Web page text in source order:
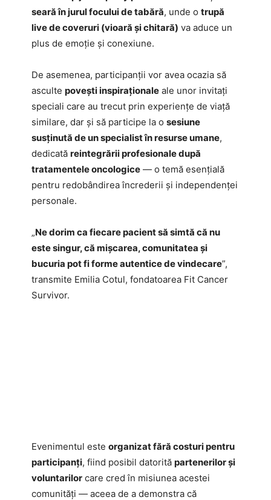
seară în jurul focului de tabără, unde o trupă
live de coveruri (vioară și chitară) va aduce un
plus de emoție și conexiune.
De asemenea, participanții vor avea ocazia să
asculte povești inspiraționale ale unor invitați
speciali care au trecut prin experiențe de viață
similare, dar și să participe la o sesiune
susținută de un specialist în resurse umane,
dedicată reintegrării profesionale după
tratamentele oncologice — o temă esențială
pentru redobândirea încrederii și independenței
personale.
„Ne dorim ca fiecare pacient să simtă că nu
este singur, că mișcarea, comunitatea și
bucuria pot fi forme autentice de vindecare”,
transmite Emilia Cotul, fondatoarea Fit Cancer
Survivor.
Evenimentul este organizat fără costuri pentru
participanți, fiind posibil datorită partenerilor și
voluntarilor care cred în misiunea acestei
comunități — aceea de a demonstra că